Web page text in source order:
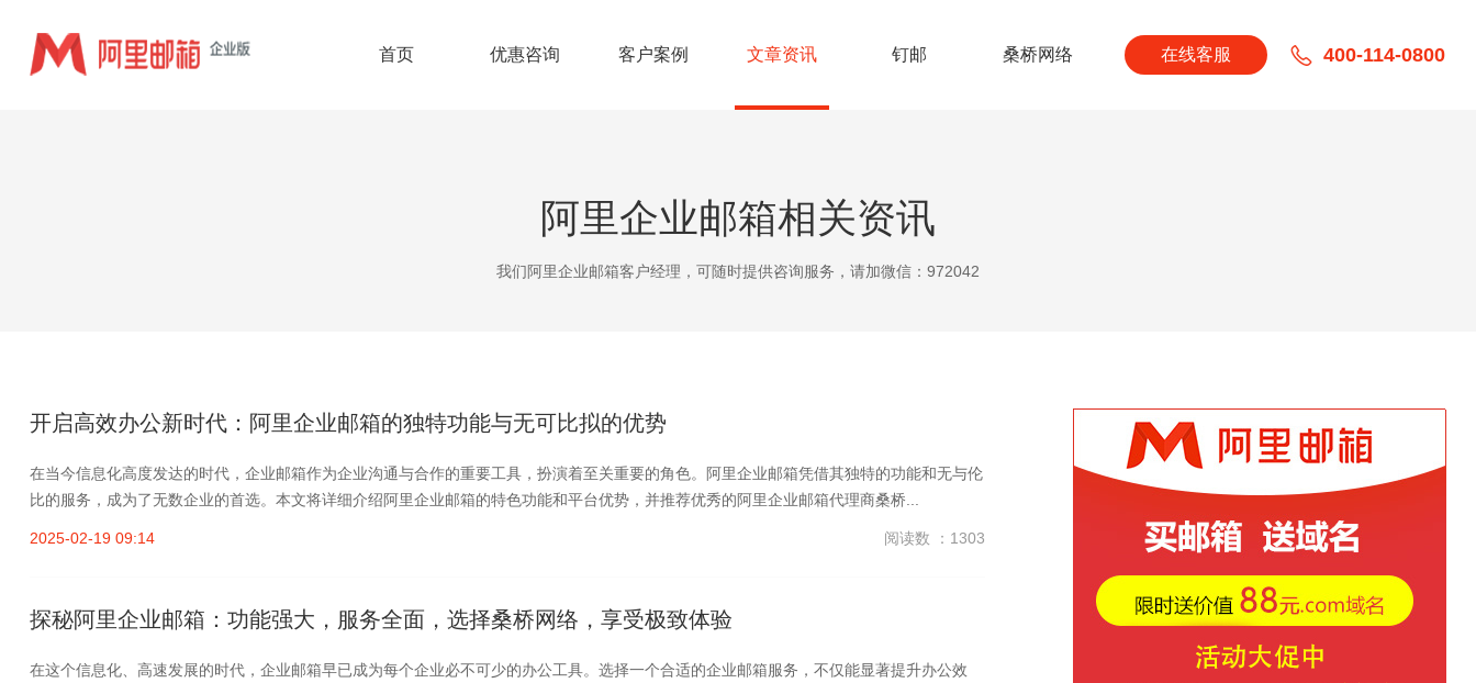
首页 优惠咨询 客户案例 文章资讯 钉邮 桑桥网络 在线客服 400-114-0800
阿里企业邮箱相关资讯
我们阿里企业邮箱客户经理，可随时提供咨询服务，请加微信：972042
开启高效办公新时代：阿里企业邮箱的独特功能与无可比拟的优势
在当今信息化高度发达的时代，企业邮箱作为企业沟通与合作的重要工具，扮演着至关重要的角色。阿里企业邮箱凭借其独特的功能和无与伦
比的服务，成为了无数企业的首选。本文将详细介绍阿里企业邮箱的特色功能和平台优势，并推荐优秀的阿里企业邮箱代理商桑桥...
2025-02-19 09:14 阅读数 ：1303
探秘阿里企业邮箱：功能强大，服务全面，选择桑桥网络，享受极致体验
在这个信息化、高速发展的时代，企业邮箱早已成为每个企业必不可少的办公工具。选择一个合适的企业邮箱服务，不仅能显著提升办公效